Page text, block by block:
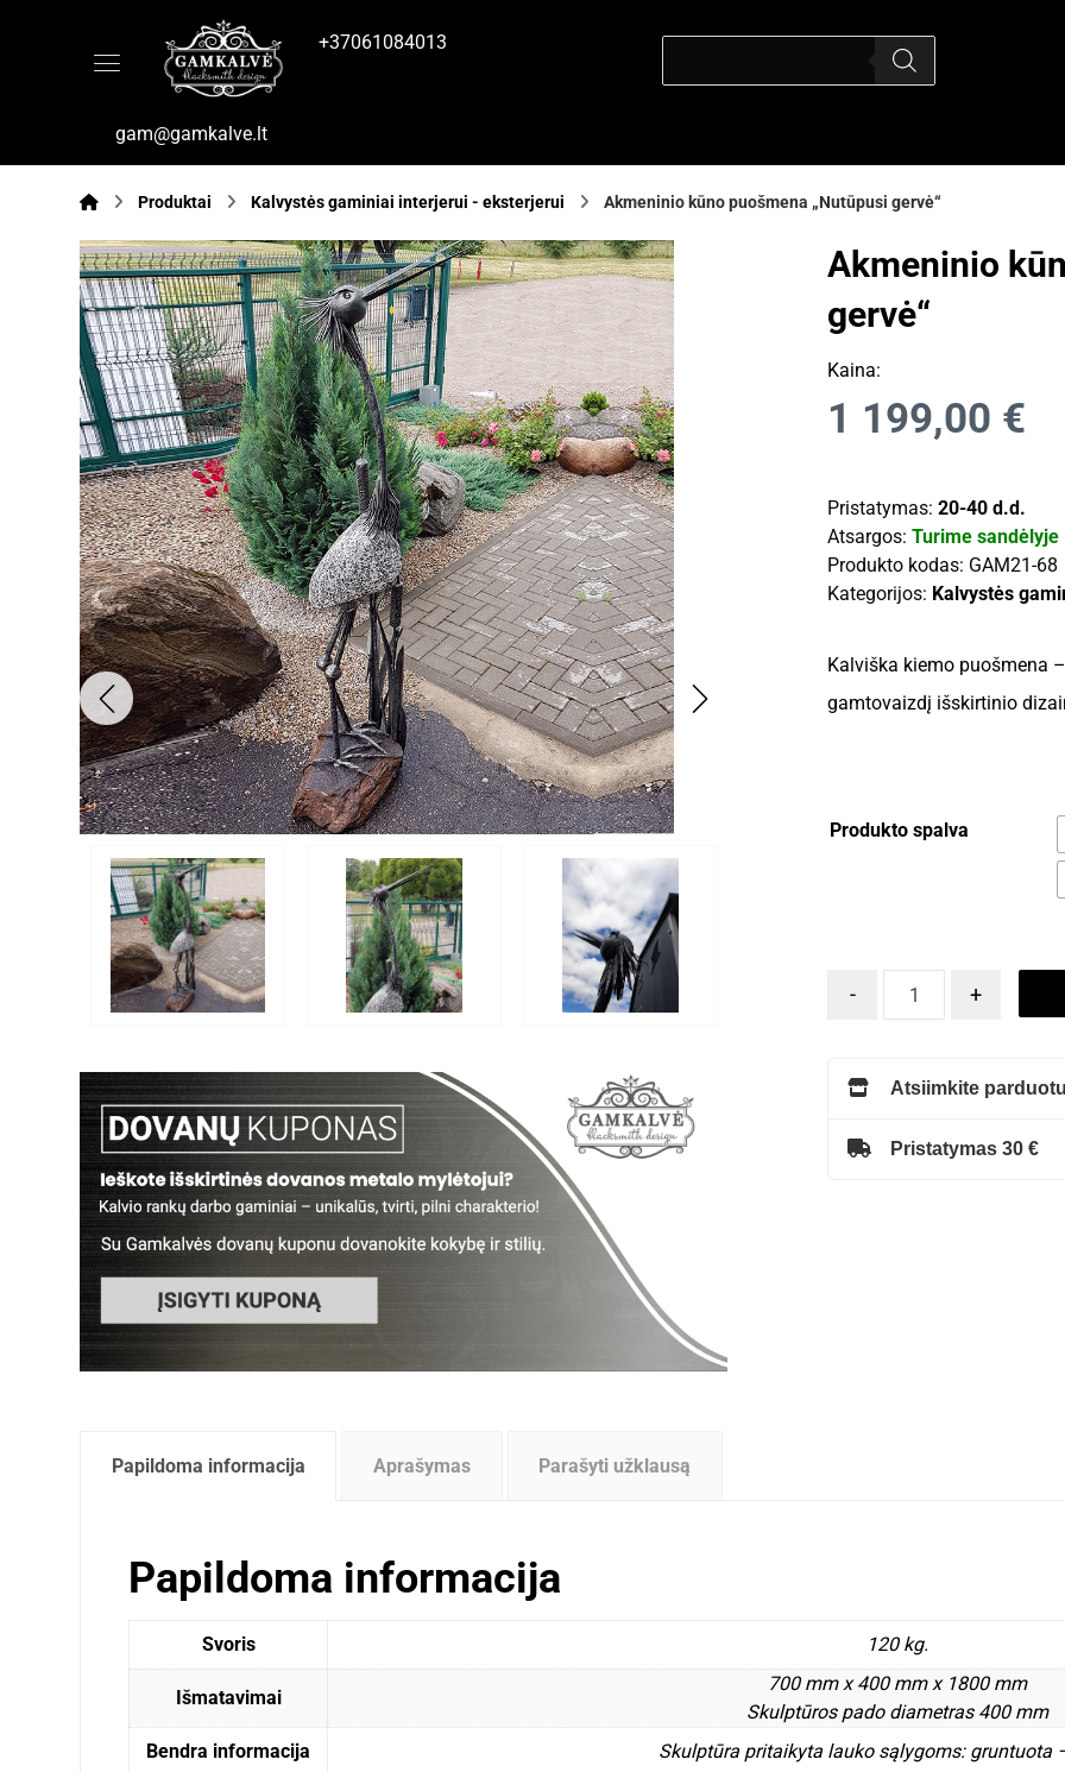
+37061084013
gam@gamkalve.lt
Produktai Kalvystės gaminiai interjerui - eksterjerui Akmeninio kūno puošmena „Nutūpusi gervė“
Akmeninio
gervė“
Kaina:
1 199,00 €
Pristatymas:20-40 d.d.
Atsargos:Turime sandėlyje
Produkto kodas: GAM21-68
Kategorijos: Kalvystės
Kalviška kiemo puošmena
gamtovaizdį išskirtinio
Produkto spalva
- +
Atsiimkite
Pristatymas 30 €
Papildoma informacija Aprašymas Parašyti užklausą
Papildoma informacija
Svoris 120 kg.
Išmatavimai
700 mm x 400 mm x 1800 mm
Skulptūros pado diametras 400 mm
Bendra informacija
Skulptūra pritaikyta lauko sąlygoms: gruntuota